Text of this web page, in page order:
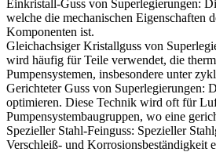
Einkristall-Guss von Superlegierungen:
welche die mechanischen Eigenschaften
Komponenten ist.
Gleichachsiger Kristallguss von
wird häufig für Teile verwendet, die
Pumpensystemen, insbesondere unter
Gerichteter Guss von Superlegierungen:
optimieren. Diese Technik wird oft für
Pumpensystembaugruppen, wo eine
Spezieller Stahl-Feinguss: Spezieller
Verschleiß- und Korrosionsbeständigkeit